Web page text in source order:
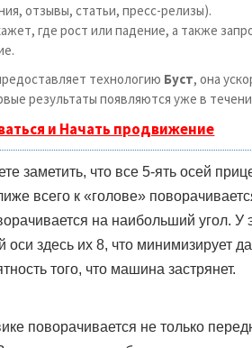
отзывы, статьи, пресс-релизы).
где рост или падение, а также
технологию Буст, она
результаты появляются уже в
и Начать продвижение
заметить, что все 5-ять осей
всего к «голове»
на наибольший угол. У
оси здесь их 8, что минимизирует
того, что машина застрянет.
поворачивается не только